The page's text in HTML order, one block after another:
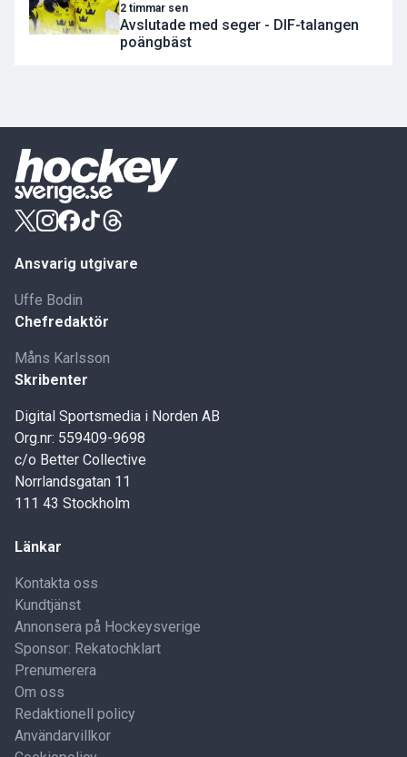
2 timmar sen
Avslutade med seger - DIF-talangen
poängbäst
Ansvarig utgivare
Uffe Bodin
Chefredaktör
Måns Karlsson
Skribenter
Digital Sportsmedia i Norden AB
Org.nr: 559409-9698
c/o Better Collective
Norrlandsgatan 11
111 43 Stockholm
Länkar
Kontakta oss
Kundtjänst
Annonsera på Hockeysverige
Sponsor: Rekatochklart
Prenumerera
Om oss
Redaktionell policy
Användarvillkor